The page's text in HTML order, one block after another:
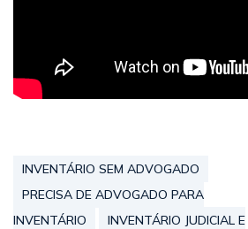
INVENTÁRIO SEM ADVOGADO
PRECISA DE ADVOGADO PARA
INVENTÁRIO
INVENTÁRIO JUDICIAL E